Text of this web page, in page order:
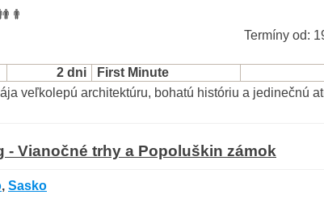
Termíny od:
2 dni First Minute
veľkolepú architektúru, bohatú históriu a jedinečnú
- Vianočné trhy a Popoluškin zámok
, Sasko